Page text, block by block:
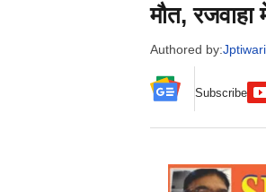
मौत,
Authored by:
Subscribe